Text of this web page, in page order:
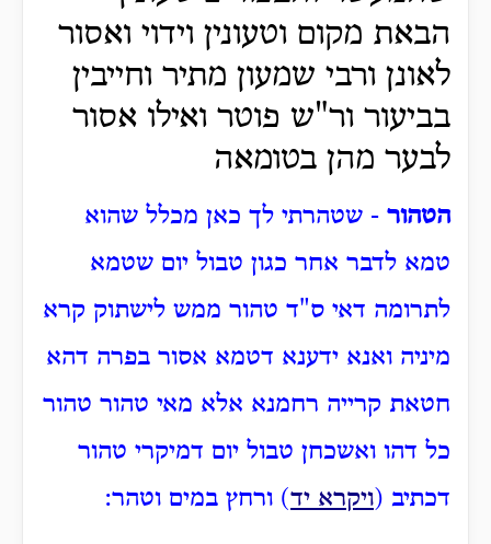
הבאת מקום וטעונין וידוי ואסור
לאונן ורבי שמעון מתיר וחייבין
בביעור ור"ש פוטר ואילו אסור
לבער מהן בטומאה
הטהור - שטהרתי לך כאן מכלל שהוא
טמא לדבר אחר כגון טבול יום שטמא
לתרומה דאי ס"ד טהור ממש לישתוק קרא
מיניה ואנא ידענא דטמא אסור בפרה דהא
חטאת קרייה רחמנא אלא מאי טהור טהור
כל דהו ואשכחן טבול יום דמיקרי טהור
דכתיב (ויקרא יד) ורחץ במים וטהר: